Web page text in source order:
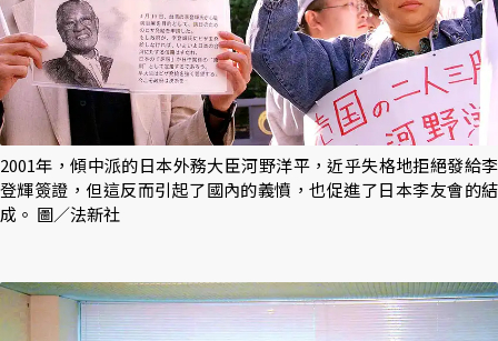
2001年，傾中派的日本外務大臣河野洋平，近乎失格地拒絕發給李
登輝簽證，但這反而引起了國內的義憤，也促進了日本李友會的結
成。 圖／法新社